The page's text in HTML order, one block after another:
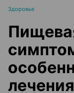
Здоровье